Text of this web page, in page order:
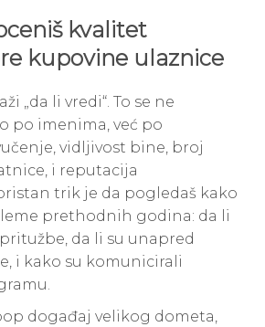
kvalitet
kupovine ulaznice
„da li vredi“. To se ne
po imenima, već po
vidljivost bine, broj
i reputacija
trik je da pogledaš kako
prethodnih godina: da li
da li su unapred
i kako su komunicirali
događaj velikog dometa,